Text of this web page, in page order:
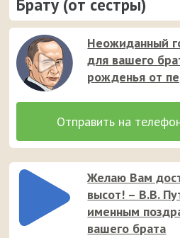
Брату (от сестры)
Неожиданный
для вашего
рожденья от
Желаю Вам
высот! – В.В.
именным
вашего брата